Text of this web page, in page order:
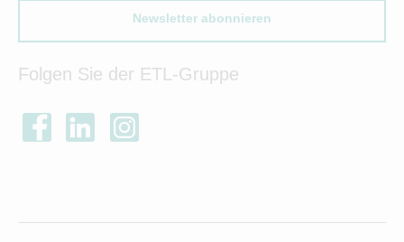
Newsletter abonnieren
Folgen Sie der ETL-Gruppe